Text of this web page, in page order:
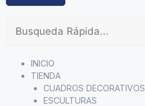
INICIO
TIENDA
CUADROS DECORATIVOS
ESCULTURAS